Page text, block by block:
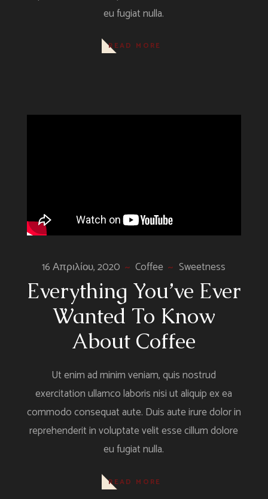
eu fugiat nulla.
READ MORE
16 Απριλίου, 2020 Coffee Sweetness
Everything You’ve Ever
Wanted To Know
About Coffee
Ut enim ad minim veniam, quis nostrud
exercitation ullamco laboris nisi ut aliquip ex ea
commodo consequat aute. Duis aute irure dolor in
reprehenderit in voluptate velit esse cillum dolore
eu fugiat nulla.
READ MORE